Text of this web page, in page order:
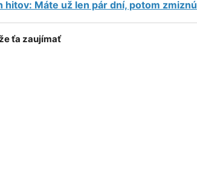
Máte už len pár dní, potom zmiznú
ťa zaujímať